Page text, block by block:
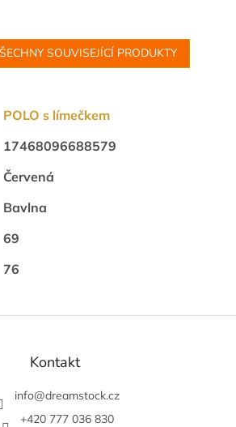
SOUVISEJÍCÍ PRODUKTY
POLO s límečkem
17468096688579
Červená
Bavlna
69
76
Kontakt
info@dreamstock.cz
+420 777 036 830